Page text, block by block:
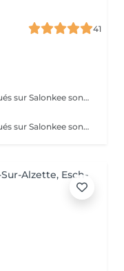
41
Veuillez prendre note que les prix indiqués sur Salonkee sont communiqués à titre informatif et s'entendent de base. Ces derniers sont susceptibles de varier selon le diagnostic réalisé à votre arrivée au salon et l'expertise du professionnel à qui vous confiez votre beauté. Dans tous les cas, un devis précis vous sera proposé et toutes réalisations de prestations seront effectuées avec votre accord. Un grand merci d'avance pour votre compréhension. Au plaisir de vous recevoir très vite.
Veuillez prendre note que les prix indiqués sur Salonkee sont communiqués à titre informatif et s'entendent de base. Ces derniers sont susceptibles de varier selon le diagnostic réalisé à votre arrivée au salon et l'expertise du professionnel à qui vous confiez votre beauté. Dans tous les cas, un devis précis vous sera proposé et toutes réalisations de prestations seront effectuées avec votre accord. Un grand merci d'avance pour votre compréhension. Au plaisir de vous recevoir très vite.